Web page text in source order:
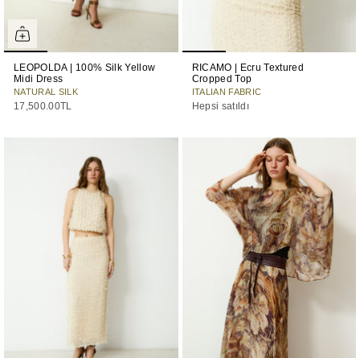
LEOPOLDA | 100% Silk Yellow
Midi Dress
NATURAL SILK
17,500.00TL
RICAMO | Ecru Textured
Cropped Top
ITALIAN FABRIC
Hepsi satıldı